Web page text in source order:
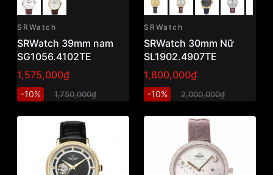
SRWatch
SRWatch 39mm nam
SG1056.4102TE
1,575,000₫
-10% 1,750,000₫
SRWatch
SRWatch 30mm Nữ
SL1902.4907TE
1,800,000₫
-10% 2,000,000₫